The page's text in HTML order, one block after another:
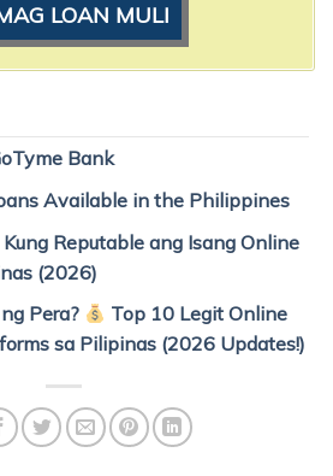
LOAN MULI
Bank
Available in the Philippines
Reputable ang Isang Online
(2026)
Pera?
Top 10 Legit Online
sa Pilipinas (2026 Updates!)